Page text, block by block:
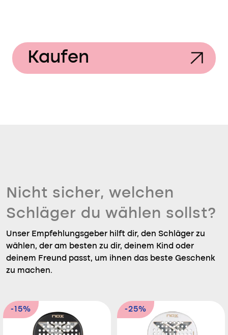
Kaufen
Nicht sicher, welchen
Schläger du wählen sollst?
Unser Empfehlungsgeber hilft dir, den Schläger zu
wählen, der am besten zu dir, deinem Kind oder
deinem Freund passt, um ihnen das beste Geschenk
zu machen.
-15% -25%